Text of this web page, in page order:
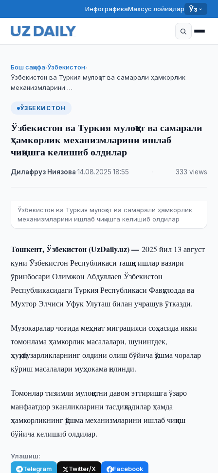
ИнфографикаМахсус лойиҳалар Ўз
Бош саҳифа›Ўзбекистон›
Ўзбекистон ва Туркия мулоқот ва самарали ҳамкорлик
механизмларини …
ЎЗБЕКИСТОН
Ўзбекистон ва Туркия мулоқот ва самарали
ҳамкорлик механизмларини ишлаб
чиқишга келишиб олдилар
Дилафруз Ниязова ·14.08.2025 ·18:55 333 views
Ўзбекистон ва Туркия мулоқот ва самарали ҳамкорлик
механизмларини ишлаб чиқишга келишиб олдилар
Тошкент, Ўзбекистон (UzDaily.uz) —2025 йил 13 август
куни Ўзбекистон Республикаси ташқи ишлар вазири
ўринбосари Олимжон Абдуллаев Ўзбекистон
Республикасидаги Туркия Республикаси Фавқулодда ва
Мухтор Элчиси Уфук Улуташ билан учрашув ўтказди.
Музокаралар чоғида меҳнат миграцияси соҳасида икки
томонлама ҳамкорлик масалалари, шунингдек,
ҳуқуқбузарликларнинг олдини олиш бўйича қўшма чоралар
кўриш масалалари муҳокама қилинди.
Томонлар тизимли мулоқотни давом эттиришга ўзаро
манфаатдор эканликларини тасдиқладилар ҳамда
ҳамкорликнинг қўшма механизмларини ишлаб чиқиш
бўйича келишиб олдилар.
Улашиш:
Telegram Twitter/X Facebook